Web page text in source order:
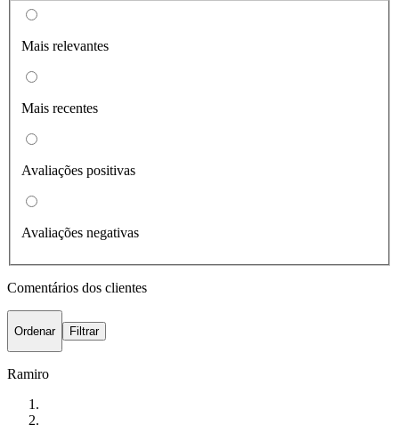
Mais relevantes
Mais recentes
Avaliações positivas
Avaliações negativas
Comentários dos clientes
Ordenar Filtrar
Ramiro